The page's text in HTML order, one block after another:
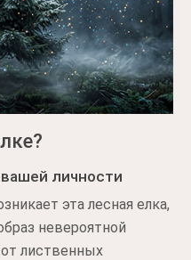
личности
эта лесная елка,
невероятной
лиственных